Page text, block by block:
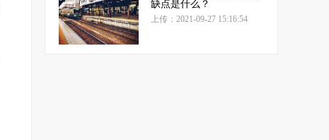
缺点是什么？
上传：2021-09-27 15:16:54